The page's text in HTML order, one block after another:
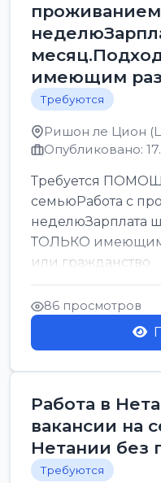
имеющим
Требуются
Ришон ле Цион
Опубликовано:
Требуется
семьюРабота с
неделюЗарплата
ТОЛЬКО имеющим
или гражданство
86 просмотров
Работа в
вакансии на
Нетании без
Требуются